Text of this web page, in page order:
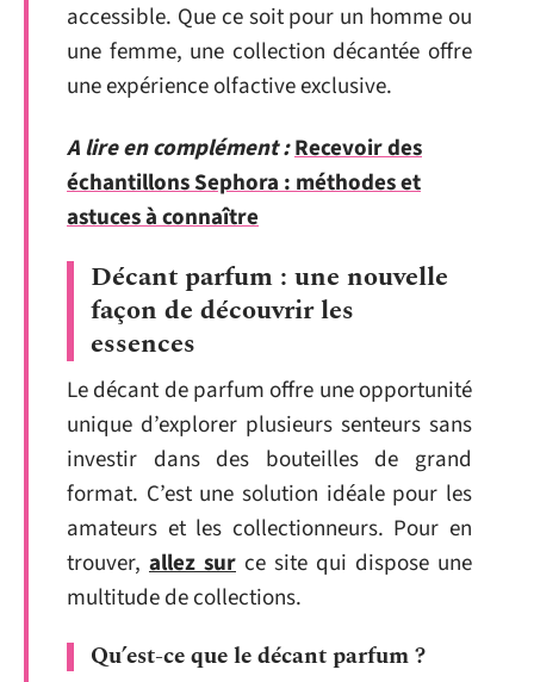
accessible. Que ce soit pour un homme ou
une femme, une collection décantée offre
une expérience olfactive exclusive.
A lire en complément :Recevoir des
échantillons Sephora : méthodes et
astuces à connaître
Décant parfum : une nouvelle
façon de découvrir les
essences
Le décant de parfum offre une opportunité
unique d’explorer plusieurs senteurs sans
investir dans des bouteilles de grand
format. C’est une solution idéale pour les
amateurs et les collectionneurs. Pour en
trouver, allez sur ce site qui dispose une
multitude de collections.
Qu’est-ce que le décant parfum ?